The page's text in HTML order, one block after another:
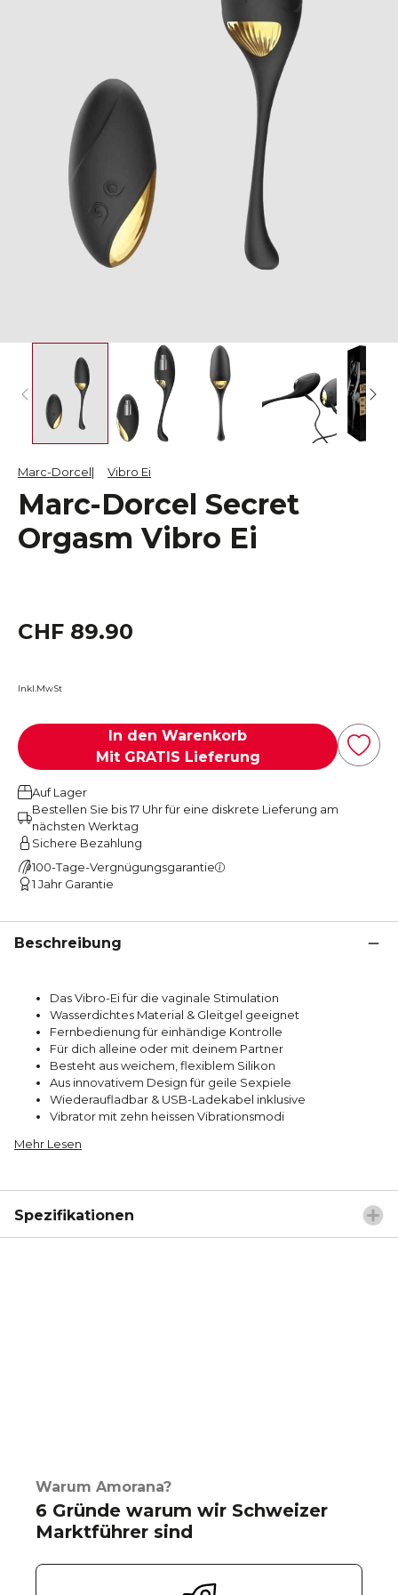
Marc-Dorcel Vibro Ei
Marc-Dorcel Secret
Orgasm Vibro Ei
CHF 89.90
Inkl.MwSt
In den Warenkorb
Mit GRATIS Lieferung
Auf Lager
Bestellen Sie bis 17 Uhr für eine diskrete Lieferung am
nächsten Werktag
Sichere Bezahlung
100-Tage-Vergnügungsgarantie
1 Jahr Garantie
Beschreibung
Das Vibro-Ei für die vaginale Stimulation
Wasserdichtes Material & Gleitgel geeignet
Fernbedienung für einhändige Kontrolle
Für dich alleine oder mit deinem Partner
Besteht aus weichem, flexiblem Silikon
Aus innovativem Design für geile Sexpiele
Wiederaufladbar & USB-Ladekabel inklusive
Vibrator mit zehn heissen Vibrationsmodi
Mehr Lesen
Spezifikationen
Warum Amorana?
6 Gründe warum wir Schweizer
Marktführer sind